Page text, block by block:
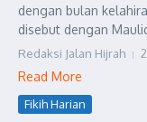
dengan bulan
disebut dengan
Redaksi Jalan Hijrah
Read More
Fikih Harian